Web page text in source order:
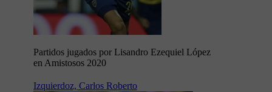
Partidos jugados por Lisandro Ezequiel López
en Amistosos 2020
Izquierdoz, Carlos Roberto